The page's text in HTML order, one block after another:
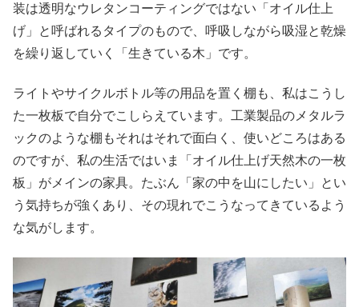
装は透明なウレタンコーティングではない「オイル仕上
げ」と呼ばれるタイプのもので、呼吸しながら吸湿と乾燥
を繰り返していく「生きている木」です。
ライトやサイクルボトル等の用品を置く棚も、私はこうし
た一枚板で自分でこしらえています。工業製品のメタルラ
ックのような棚もそれはそれで面白く、使いどころはある
のですが、私の生活ではいま「オイル仕上げ天然木の一枚
板」がメインの家具。たぶん「家の中を山にしたい」とい
う気持ちが強くあり、その現れでこうなってきているよう
な気がします。